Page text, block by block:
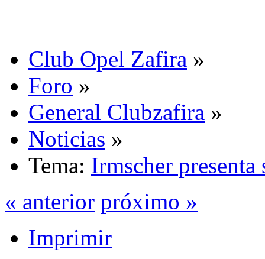
Club Opel Zafira »
Foro »
General Clubzafira »
Noticias »
Tema: Irmscher
« anterior próximo »
Imprimir